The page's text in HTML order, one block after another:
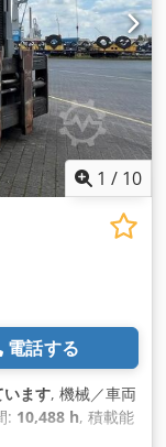
1 / 10
電話する
います, 機械／車両
: 10,488 h, 積載能